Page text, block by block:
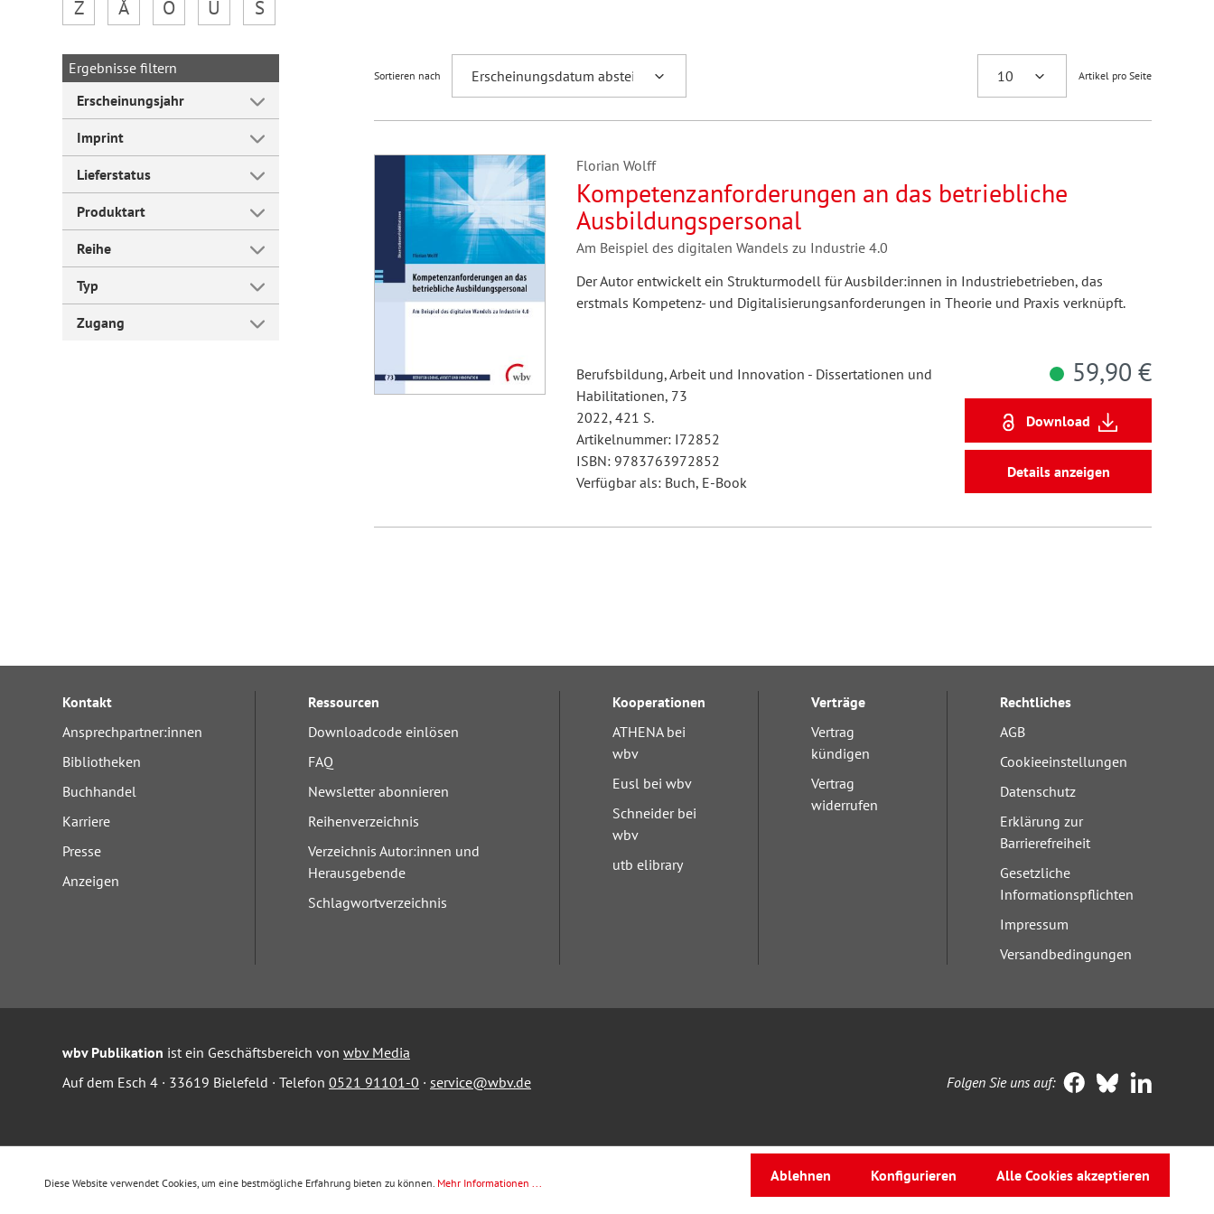
Forum Arbeitslehre
Z
Å Ö Ü Š
Ergebnisse filtern
Erscheinungsjahr
Imprint
Lieferstatus
Produktart
Reihe
Typ
Zugang
Sortieren nach Artikel pro Seite
Florian Wolff
Kompetenzanforderungen an das betriebliche
Ausbildungspersonal
Am Beispiel des digitalen Wandels zu Industrie 4.0
Der Autor entwickelt ein Strukturmodell für Ausbilder:innen in Industriebetrieben, das
erstmals Kompetenz- und Digitalisierungsanforderungen in Theorie und Praxis verknüpft.
Berufsbildung, Arbeit und Innovation - Dissertationen und
Habilitationen, 73
2022, 421 S.
Artikelnummer: I72852
ISBN: 9783763972852
Verfügbar als: Buch, E-Book
59,90 €
Download
Details anzeigen
Kontakt
Ansprechpartner:innen
Bibliotheken
Buchhandel
Karriere
Presse
Anzeigen
Ressourcen
Downloadcode einlösen
FAQ
Newsletter abonnieren
Reihenverzeichnis
Verzeichnis Autor:innen und
Herausgebende
Schlagwortverzeichnis
Kooperationen
ATHENA bei
wbv
Eusl bei wbv
Schneider bei
wbv
utb elibrary
Verträge
Vertrag
kündigen
Vertrag
widerrufen
Rechtliches
AGB
Cookieeinstellungen
Datenschutz
Erklärung zur
Barrierefreiheit
Gesetzliche
Informationspflichten
Impressum
Versandbedingungen
wbv Publikation ist ein Geschäftsbereich von wbv Media
Auf dem Esch 4 · 33619 Bielefeld · Telefon 0521 91101-0 · service@wbv.de Folgen Sie uns auf:
Diese Website verwendet Cookies, um eine bestmögliche Erfahrung bieten zu können. Mehr Informationen ... Ablehnen Konfigurieren Alle Cookies akzeptieren